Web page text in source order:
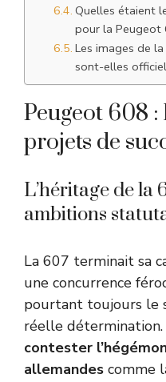
Quelles étaient
pour la Peugeot
Les images de
sont-elles
Peugeot 608
projets de
L’héritage de la
ambitions
La 607 terminait sa
une concurrence
pourtant toujours le
réelle détermination.
contester
allemandes comme